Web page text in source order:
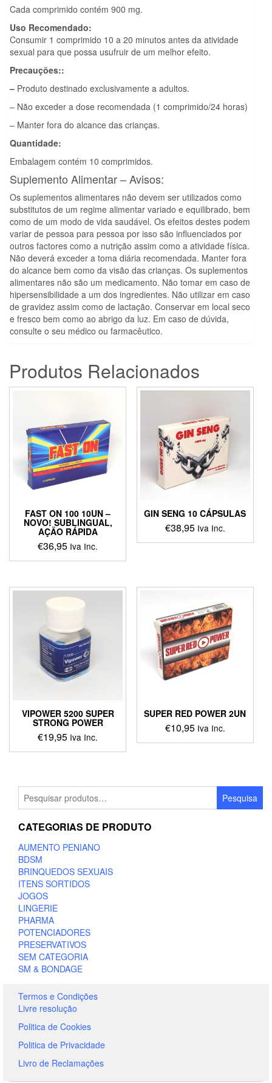
Cada comprimido contém 900 mg.
Uso Recomendado:
Consumir 1 comprimido 10 a 20 minutos antes da atividade
sexual para que possa usufruir de um melhor efeito.
Precauções::
– Produto destinado exclusivamente a adultos.
– Não exceder a dose recomendada (1 comprimido/24 horas)
– Manter fora do alcance das crianças.
Quantidade:
Embalagem contém 10 comprimidos.
Suplemento Alimentar – Avisos:
Os suplementos alimentares não devem ser utilizados como
substitutos de um regime alimentar variado e equilibrado, bem
como de um modo de vida saudável. Os efeitos destes podem
variar de pessoa para pessoa por isso são influenciados por
outros factores como a nutrição assim como a atividade física.
Não deverá exceder a toma diária recomendada. Manter fora
do alcance bem como da visão das crianças. Os suplementos
alimentares não são um medicamento. Não tomar em caso de
hipersensibilidade a um dos ingredientes. Não utilizar em caso
de gravidez assim como de lactação. Conservar em local seco
e fresco bem como ao abrigo da luz. Em caso de dúvida,
consulte o seu médico ou farmacêutico.
Produtos Relacionados
FAST ON 100 10UN –
NOVO! SUBLINGUAL,
AÇÃO RÁPIDA
€36,95 Iva Inc.
GIN SENG 10 CÁPSULAS
€38,95 Iva Inc.
VIPOWER 5200 SUPER
STRONG POWER
€19,95 Iva Inc.
SUPER RED POWER 2UN
€10,95 Iva Inc.
Pesquisar
por:
Pesquisa
CATEGORIAS DE PRODUTO
AUMENTO PENIANO
BDSM
BRINQUEDOS SEXUAIS
ITENS SORTIDOS
JOGOS
LINGERIE
PHARMA
POTENCIADORES
PRESERVATIVOS
SEM CATEGORIA
SM & BONDAGE
Termos e Condições
Livre resolução
Politica de Cookies
Politica de Privacidade
Livro de Reclamações